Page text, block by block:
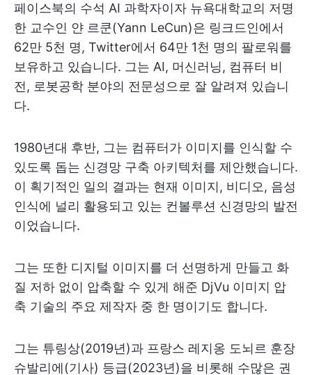
페이스북의 수석 AI 과학자이자 뉴욕대학교의 저명
한 교수인 얀 르쿤(Yann LeCun)은 링크드인에서
62만 5천 명, Twitter에서 64만 1천 명의 팔로워를
보유하고 있습니다. 그는 AI, 머신러닝, 컴퓨터 비
전, 로봇공학 분야의 전문성으로 잘 알려져 있습니
다.
1980년대 후반, 그는 컴퓨터가 이미지를 인식할 수
있도록 돕는 신경망 구축 아키텍처를 제안했습니다.
이 획기적인 일의 결과는 현재 이미지, 비디오, 음성
인식에 널리 활용되고 있는 컨볼루션 신경망의 발전
이었습니다.
그는 또한 디지털 이미지를 더 선명하게 만들고 화
질 저하 없이 압축할 수 있게 해준 DjVu 이미지 압
축 기술의 주요 제작자 중 한 명이기도 합니다.
그는 튜링상(2019년)과 프랑스 레지옹 도뇌르 훈장
슈발리에(기사) 등급(2023년)을 비롯해 수많은 권